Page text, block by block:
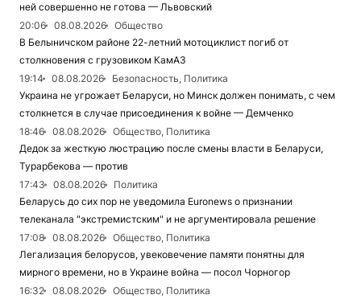
ней совершенно не готова — Львовский
20:06
08.08.2026
Общество
В Белыничском районе 22-летний мотоциклист погиб от
столкновения с грузовиком КамАЗ
19:14
08.08.2026
Безопасность, Политика
Украина не угрожает Беларуси, но Минск должен понимать, с чем
столкнется в случае присоединения к войне — Демченко
18:46
08.08.2026
Общество, Политика
Дедок за жесткую люстрацию после смены власти в Беларуси,
Турарбекова — против
17:43
08.08.2026
Политика
Беларусь до сих пор не уведомила Euronews о признании
телеканала "экстремистским" и не аргументировала решение
17:08
08.08.2026
Общество, Политика
Легализация белорусов, увековечение памяти понятны для
мирного времени, но в Украине война — посол Чорногор
16:32
08.08.2026
Общество, Политика